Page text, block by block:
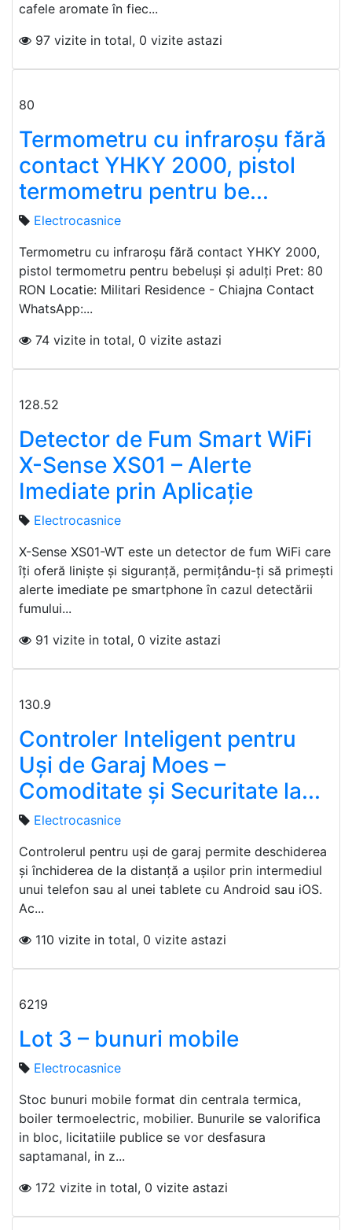
cafele aromate în fiec...
97 vizite in total, 0 vizite astazi
80
Termometru cu infraroșu fără
contact YHKY 2000, pistol
termometru pentru be...
Electrocasnice
Termometru cu infraroșu fără contact YHKY 2000,
pistol termometru pentru bebeluși și adulți Pret: 80
RON Locatie: Militari Residence - Chiajna Contact
WhatsApp:...
74 vizite in total, 0 vizite astazi
128.52
Detector de Fum Smart WiFi
X-Sense XS01 – Alerte
Imediate prin Aplicație
Electrocasnice
X-Sense XS01-WT este un detector de fum WiFi care
îți oferă liniște și siguranță, permițându-ți să primești
alerte imediate pe smartphone în cazul detectării
fumului...
91 vizite in total, 0 vizite astazi
130.9
Controler Inteligent pentru
Uși de Garaj Moes –
Comoditate și Securitate la...
Electrocasnice
Controlerul pentru uși de garaj permite deschiderea
și închiderea de la distanță a ușilor prin intermediul
unui telefon sau al unei tablete cu Android sau iOS.
Ac...
110 vizite in total, 0 vizite astazi
6219
Lot 3 – bunuri mobile
Electrocasnice
Stoc bunuri mobile format din centrala termica,
boiler termoelectric, mobilier. Bunurile se valorifica
in bloc, licitatiile publice se vor desfasura
saptamanal, in z...
172 vizite in total, 0 vizite astazi